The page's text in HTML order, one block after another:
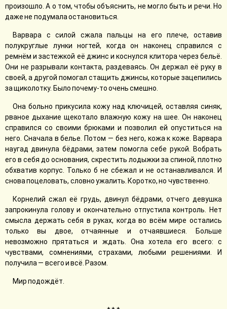
произошло. А о том, чтобы объяснить, не могло быть и речи. Но
даже не подумала остановиться.
Варвара с силой сжала пальцы на его плече, оставив
полукруглые лунки ногтей, когда он наконец справился с
ремнём и застежкой её джинс и коснулся клитора через бельё.
Они не разрывали контакта, раздеваясь. Он держал её руку в
своей, а другой помогал стащить джинсы, которые зацепились
за щиколотку. Было почему-то очень смешно.
Она больно прикусила кожу над ключицей, оставляя синяк,
рваное дыхание щекотало влажную кожу на шее. Он наконец
справился со своими брюками и позволил ей опуститься на
него. Сначала в белье. Потом — без него, кожа к коже. Варвара
наугад двинула бёдрами, затем помогла себе рукой. Вобрать
его в себя до основания, скрестить лодыжки за спиной, плотно
обхватив корпус. Только б не сбежал и не останавливался. И
снова поцеловать, словно ужалить. Коротко, но чувственно.
Корнелий сжал её грудь, двинул бёдрами, отчего девушка
запрокинула голову и окончательно отпустила контроль. Нет
смысла держать себя в руках, когда во всём мире остались
только вы двое, отчаянные и отчаявшиеся. Больше
невозможно прятаться и ждать. Она хотела его всего: с
чувствами, сомнениями, страхами, любыми решениями. И
получила — всего и всё. Разом.
Мир подождёт.